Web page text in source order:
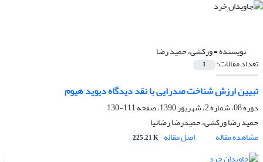
نویسنده =ورکشی، حمید رضا
تعداد مقالات: 1
تبیین ارزش شناخت صدرایی با نقد دیدگاه دیوید هیوم
دوره 08، شماره 2، شهریور 1390، صفحه
111-130
حمید رضا ورکشی، حمیدرضا رضانیا
مشاهده مقاله
اصل مقاله 225.21 K